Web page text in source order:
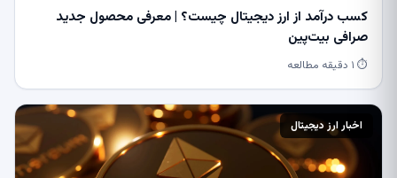
کسب درآمد از ارز دیجیتال چیست؟ | معرفی محصول جدید
صرافی بیت‌پین
⏱ ۱ دقیقه مطالعه
اخبار ارز دیجیتال